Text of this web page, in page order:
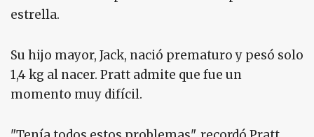
estrella.
Su hijo mayor, Jack, nació prematuro y pesó solo
1,4 kg al nacer. Pratt admite que fue un
momento muy difícil.